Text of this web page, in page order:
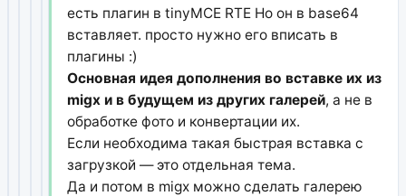
есть плагин в tinyMCE RTE Но он в base64
вставляет. просто нужно его вписать в
плагины :)
Основная идея дополнения во вставке их из
migx и в будущем из других галерей, а не в
обработке фото и конвертации их.
Если необходима такая быстрая вставка с
загрузкой — это отдельная тема.
Да и потом в migx можно сделать галерею